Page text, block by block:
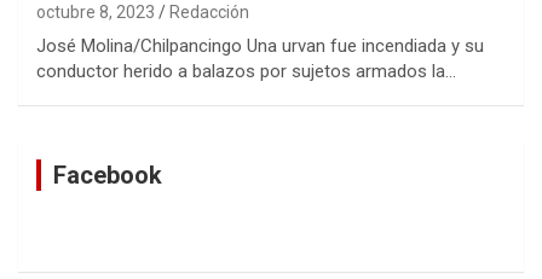
octubre 8, 2023 Redacción
José Molina/Chilpancingo Una urvan fue incendiada y su
conductor herido a balazos por sujetos armados la…
Facebook